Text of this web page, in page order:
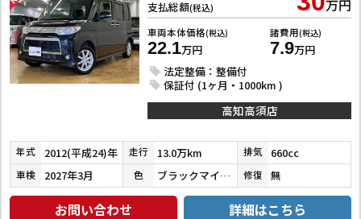
支払総額(税込) 万円
車両本体価格(税込)
22.1万円
諸費用(税込)
7.9万円
法定整備：整備付
保証付 (1ヶ月・1000km )
高知高須店
年式 2012(平成24)年 走行 13.0万km 排気 660cc
車検 2027年3月 色 ブラックマイカメタリック 修復 無
お問い合わせ 詳細はこちら